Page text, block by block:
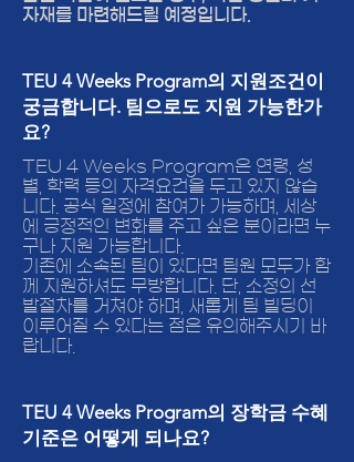
자재를 마련해드릴 예정입니다.
TEU 4 Weeks Program의 지원조건이
궁금합니다. 팀으로도 지원 가능한가
요?
TEU 4 Weeks Program은 연령, 성
별, 학력 등의 자격요건을 두고 있지 않습
니다. 공식 일정에 참여가 가능하며, 세상
에 긍정적인 변화를 주고 싶은 분이라면 누
구나 지원 가능합니다.
기존에 소속된 팀이 있다면 팀원 모두가 함
께 지원하셔도 무방합니다. 단, 소정의 선
발절차를 거쳐야 하며, 새롭게 팀 빌딩이
이루어질 수 있다는 점은 유의해주시기 바
랍니다.
TEU 4 Weeks Program의 장학금 수혜
기준은 어떻게 되나요?